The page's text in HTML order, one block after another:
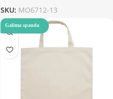
SKU: MO6712-13
Galima spauda